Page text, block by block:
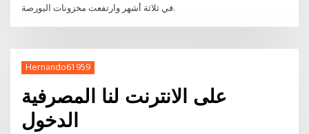
في ثلاثة أشهر وارتفعت مخزونات البورصة.
Hernando61959
على الانترنت لنا المصرفية
الدخول